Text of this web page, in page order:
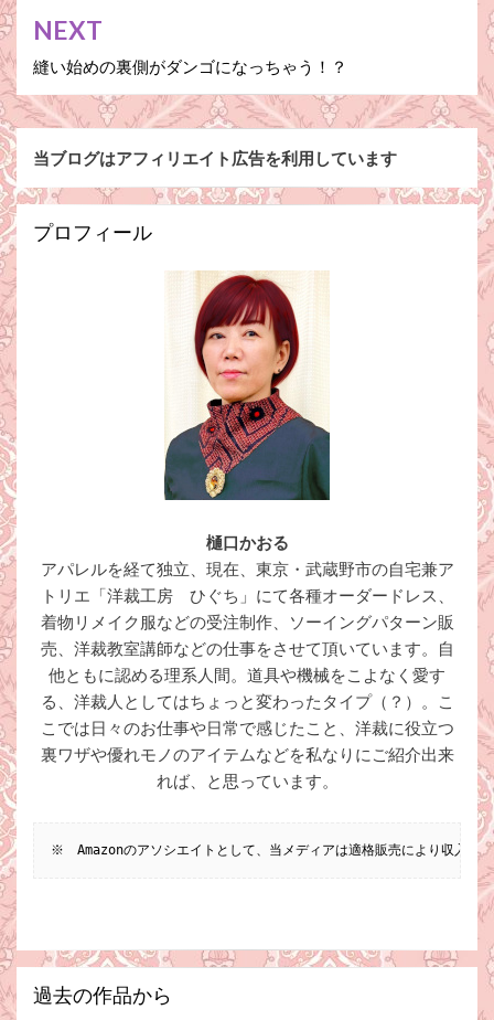
ナ
ビ
ゲ
ー
シ
ョ
ン
NEXT
縫い始めの裏側がダンゴになっちゃう！？
当ブログはアフィリエイト広告を利用しています
プロフィール
樋口かおる
アパレルを経て独立、現在、東京・武蔵野市の自宅兼ア
トリエ「洋裁工房 ひぐち」にて各種オーダードレス、
着物リメイク服などの受注制作、ソーイングパターン販
売、洋裁教室講師などの仕事をさせて頂いています。自
他ともに認める理系人間。道具や機械をこよなく愛す
る、洋裁人としてはちょっと変わったタイプ（？）。こ
こでは日々のお仕事や日常で感じたこと、洋裁に役立つ
裏ワザや優れモノのアイテムなどを私なりにご紹介出来
れば、と思っています。
※　Amazonのアソシエイトとして、当メディアは適格販売により収入を
過去の作品から